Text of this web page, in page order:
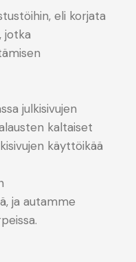
eli korjata
jotka
julkisivujen
kaltaiset
käyttöikää
ja autamme